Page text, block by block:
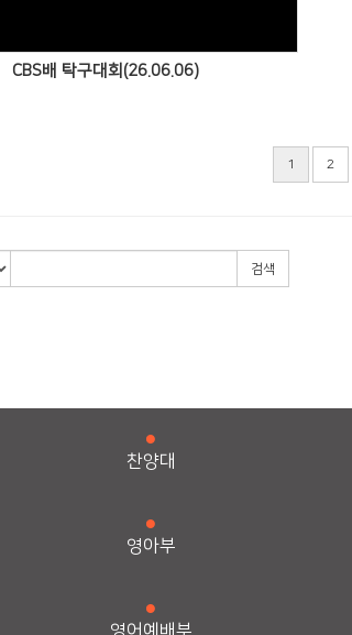
CBS배 탁구대회(26.06.06)
1 2
검색
찬양대
영아부
영어예배부